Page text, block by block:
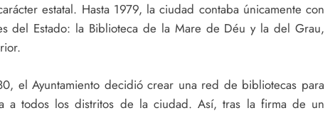
estatal. Hasta 1979, la ciudad contaba únicamente con
del Estado: la Biblioteca de la Mare de Déu y la del Grau,
el Ayuntamiento decidió crear una red de bibliotecas para
a todos los distritos de la ciudad. Así, tras la firma de un